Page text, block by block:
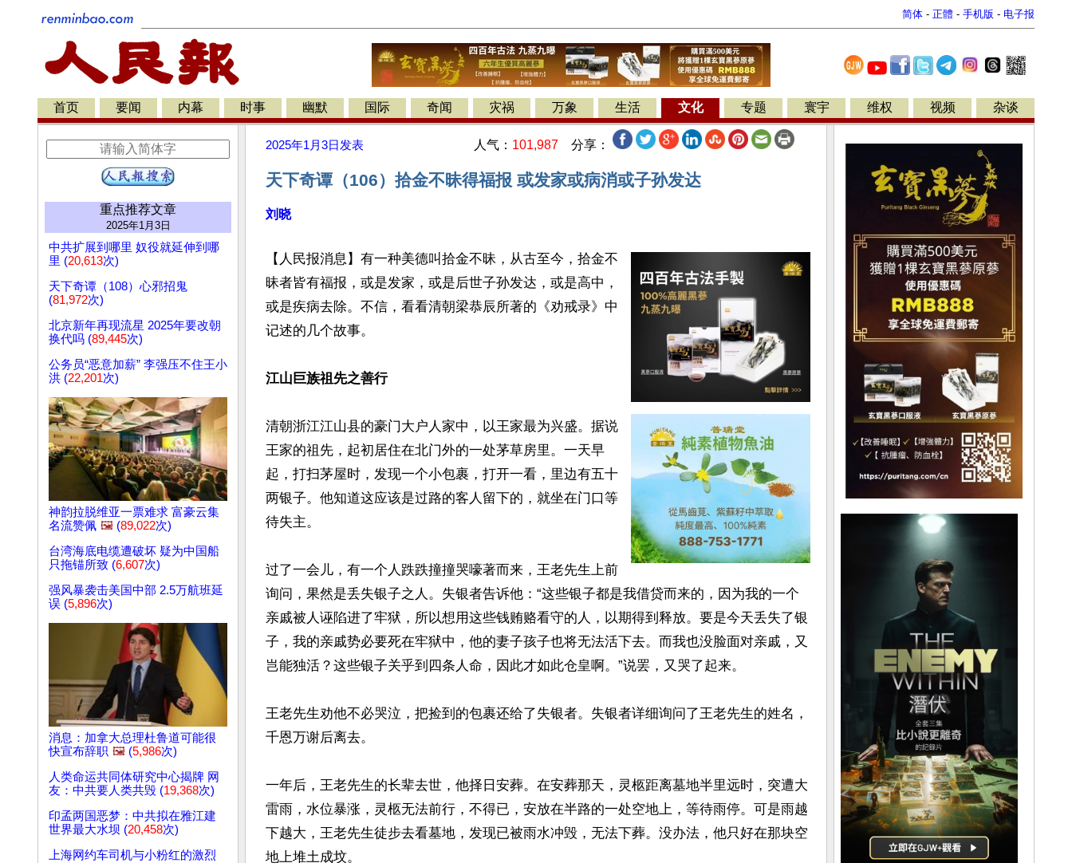
简体 - 正體 - 手机版 - 电子报
首页 要闻 内幕 时事 幽默 国际 奇闻 灾祸 万象 生活 文化 专题 寰宇 维权 视频 杂谈
重点推荐文章
2025年1月3日
中共扩展到哪里 奴役就延伸到哪
里 (20,613次)
天下奇谭（108）心邪招鬼
(81,972次)
北京新年再现流星 2025年要改朝
换代吗 (89,445次)
公务员“恶意加薪” 李强压不住王小
洪 (22,201次)
神韵拉脱维亚一票难求 富豪云集
名流赞佩 🖼️ (89,022次)
台湾海底电缆遭破坏 疑为中国船
只拖锚所致 (6,607次)
强风暴袭击美国中部 2.5万航班延
误 (5,896次)
消息：加拿大总理杜鲁道可能很
快宣布辞职 🖼️ (5,986次)
人类命运共同体研究中心揭牌 网
友：中共要人类共毁 (19,368次)
印孟两国恶梦：中共拟在雅江建
世界最大水坝 (20,458次)
上海网约车司机与小粉红的激烈
2025年1月3日 发表 人气： 101,987 分享：
天下奇谭（106）拾金不昧得福报 或发家或病消或子孙发达
刘晓
【人民报消息】有一种美德叫拾金不昧，从古至今，拾金不
昧者皆有福报，或是发家，或是后世子孙发达，或是高中，
或是疾病去除。不信，看看清朝梁恭辰所著的《劝戒录》中
记述的几个故事。
江山巨族祖先之善行
清朝浙江江山县的豪门大户人家中，以王家最为兴盛。据说
王家的祖先，起初居住在北门外的一处茅草房里。一天早
起，打扫茅屋时，发现一个小包裹，打开一看，里边有五十
两银子。他知道这应该是过路的客人留下的，就坐在门口等
待失主。
过了一会儿，有一个人跌跌撞撞哭嚎著而来，王老先生上前
询问，果然是丢失银子之人。失银者告诉他：“这些银子都是我借贷而来的，因为我的一个
亲戚被人诬陷进了牢狱，所以想用这些钱贿赂看守的人，以期得到释放。要是今天丢失了银
子，我的亲戚势必要死在牢狱中，他的妻子孩子也将无法活下去。而我也没脸面对亲戚，又
岂能独活？这些银子关乎到四条人命，因此才如此仓皇啊。”说罢，又哭了起来。
王老先生劝他不必哭泣，把捡到的包裹还给了失银者。失银者详细询问了王老先生的姓名，
千恩万谢后离去。
一年后，王老先生的长辈去世，他择日安葬。在安葬那天，灵柩距离墓地半里远时，突遭大
雷雨，水位暴涨，灵柩无法前行，不得已，安放在半路的一处空地上，等待雨停。可是雨越
下越大，王老先生徒步去看墓地，发现已被雨水冲毁，无法下葬。没办法，他只好在那块空
地上堆土成坟。